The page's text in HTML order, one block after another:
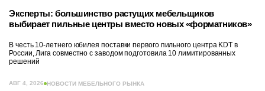
Эксперты: большинство растущих мебельщиков
выбирает пильные центры вместо новых «форматников»
В честь 10-летнего юбилея поставки первого пильного центра KDT в
России, Лига совместно с заводом подготовила 10 лимитированных
решений
АВГ 4, 2026 НОВОСТИ МЕБЕЛЬНОГО РЫНКА